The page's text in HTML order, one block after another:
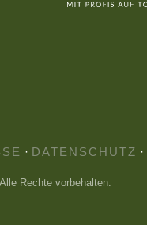
· DATENSCHUTZ ·
Rechte vorbehalten.